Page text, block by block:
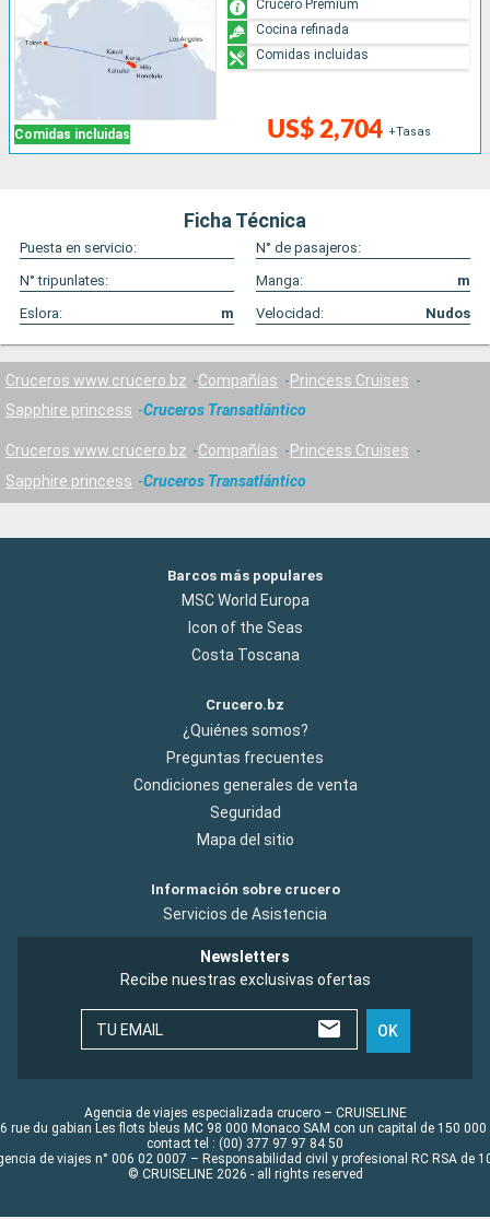
Comidas incluidas US$ 2,704 +Tasas
Crucero Premium
Cocina refinada
Comidas incluidas
Ficha Técnica
Puesta en servicio:
N° de pasajeros:
N° tripunlates:
Manga:
m
Eslora:
m Velocidad: Nudos
Cruceros www.crucero.bz Compañías
Princess Cruises
Sapphire princess
Cruceros Transatlántico
Cruceros www.crucero.bz Compañías
Princess Cruises
Sapphire princess
Cruceros Transatlántico
Barcos más populares
MSC World Europa
Icon of the Seas
Costa Toscana
Crucero.bz
¿Quiénes somos?
Preguntas frecuentes
Condiciones generales de venta
Seguridad
Mapa del sitio
Información sobre crucero
Servicios de Asistencia
Newsletters
Recibe nuestras exclusivas ofertas
TU EMAIL OK
Agencia de viajes especializada crucero – CRUISELINE
rue du gabian Les flots bleus MC 98 000 Monaco SAM con un capital de 150 000
contact tel : (00) 377 97 97 84 50
de viajes n° 006 02 0007 – Responsabilidad civil y profesional RC RSA de
© CRUISELINE 2026 - all rights reserved